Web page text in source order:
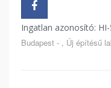
Ingatlan azonosító:
Budapest - , Új építésű